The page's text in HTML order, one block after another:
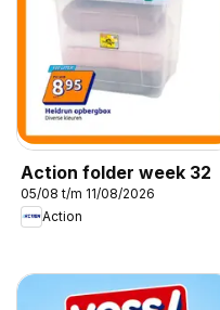
Action folder week 32
05/08 t/m 11/08/2026
Action